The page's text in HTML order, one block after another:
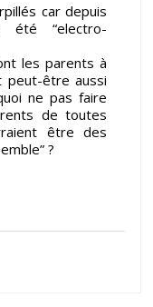
car depuis
été “electro-
les parents à
peut-être aussi
ne pas faire
de toutes
être des
?